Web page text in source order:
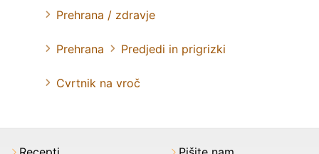
Prehrana / zdravje
Prehrana Predjedi in prigrizki
Cvrtnik na vroč